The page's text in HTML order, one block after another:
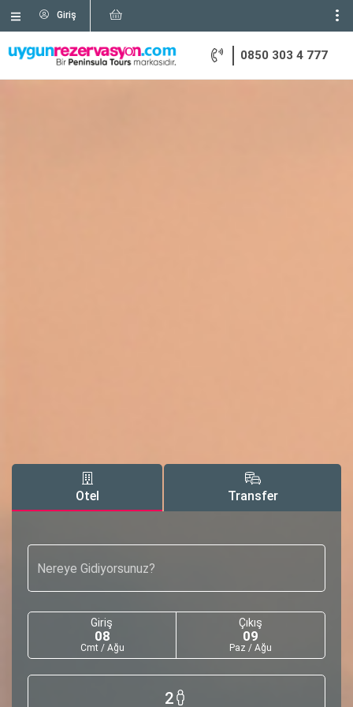
Giriş
0850 303 4 777
Otel Transfer
Nereye Gidiyorsunuz?
Giriş
08
Cmt / Ağu
Çıkış
09
Paz / Ağu
2